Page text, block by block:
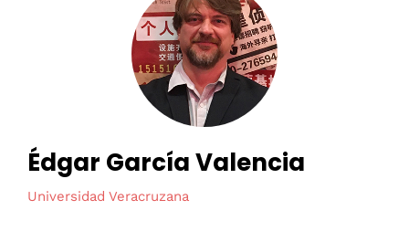
Édgar García Valencia
Universidad Veracruzana